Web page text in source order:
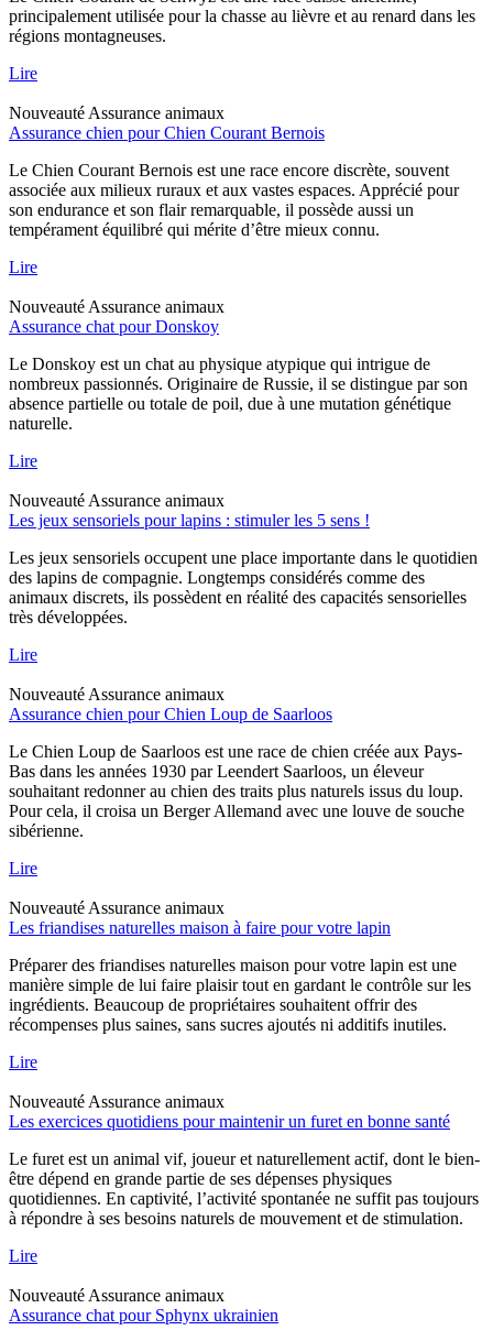
principalement utilisée pour la chasse au lièvre et au renard dans les
régions montagneuses.
Lire
Nouveauté Assurance animaux
Assurance chien pour Chien Courant Bernois
Le Chien Courant Bernois est une race encore discrète, souvent
associée aux milieux ruraux et aux vastes espaces. Apprécié pour
son endurance et son flair remarquable, il possède aussi un
tempérament équilibré qui mérite d’être mieux connu.
Lire
Nouveauté Assurance animaux
Assurance chat pour Donskoy
Le Donskoy est un chat au physique atypique qui intrigue de
nombreux passionnés. Originaire de Russie, il se distingue par son
absence partielle ou totale de poil, due à une mutation génétique
naturelle.
Lire
Nouveauté Assurance animaux
Les jeux sensoriels pour lapins : stimuler les 5 sens !
Les jeux sensoriels occupent une place importante dans le quotidien
des lapins de compagnie. Longtemps considérés comme des
animaux discrets, ils possèdent en réalité des capacités sensorielles
très développées.
Lire
Nouveauté Assurance animaux
Assurance chien pour Chien Loup de Saarloos
Le Chien Loup de Saarloos est une race de chien créée aux Pays-
Bas dans les années 1930 par Leendert Saarloos, un éleveur
souhaitant redonner au chien des traits plus naturels issus du loup.
Pour cela, il croisa un Berger Allemand avec une louve de souche
sibérienne.
Lire
Nouveauté Assurance animaux
Les friandises naturelles maison à faire pour votre lapin
Préparer des friandises naturelles maison pour votre lapin est une
manière simple de lui faire plaisir tout en gardant le contrôle sur les
ingrédients. Beaucoup de propriétaires souhaitent offrir des
récompenses plus saines, sans sucres ajoutés ni additifs inutiles.
Lire
Nouveauté Assurance animaux
Les exercices quotidiens pour maintenir un furet en bonne santé
Le furet est un animal vif, joueur et naturellement actif, dont le bien-
être dépend en grande partie de ses dépenses physiques
quotidiennes. En captivité, l’activité spontanée ne suffit pas toujours
à répondre à ses besoins naturels de mouvement et de stimulation.
Lire
Nouveauté Assurance animaux
Assurance chat pour Sphynx ukrainien